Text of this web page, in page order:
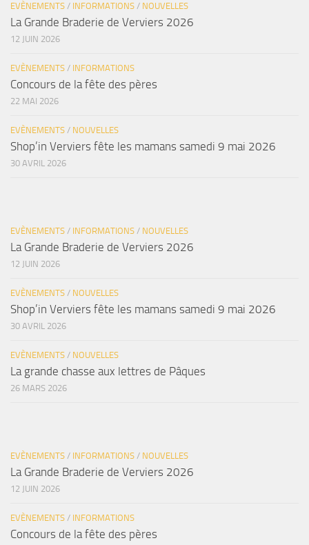
EVÈNEMENTS / INFORMATIONS / NOUVELLES
La Grande Braderie de Verviers 2026
12 JUIN 2026
EVÈNEMENTS / INFORMATIONS
Concours de la fête des pères
22 MAI 2026
EVÈNEMENTS / NOUVELLES
Shop’in Verviers fête les mamans samedi 9 mai 2026
30 AVRIL 2026
EVÈNEMENTS / INFORMATIONS / NOUVELLES
La Grande Braderie de Verviers 2026
12 JUIN 2026
EVÈNEMENTS / NOUVELLES
Shop’in Verviers fête les mamans samedi 9 mai 2026
30 AVRIL 2026
EVÈNEMENTS / NOUVELLES
La grande chasse aux lettres de Pâques
26 MARS 2026
EVÈNEMENTS / INFORMATIONS / NOUVELLES
La Grande Braderie de Verviers 2026
12 JUIN 2026
EVÈNEMENTS / INFORMATIONS
Concours de la fête des pères